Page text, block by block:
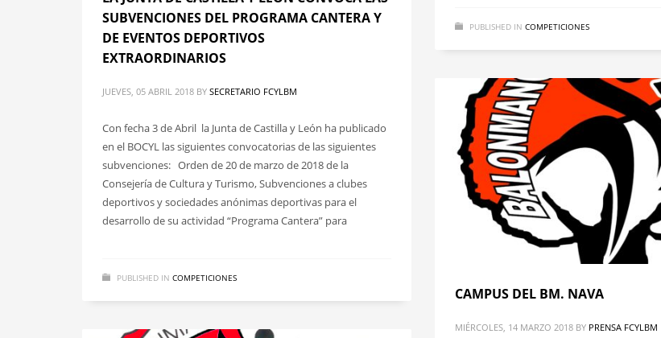
PUBLISHED IN COMPETICIONES
SUBVENCIONES DEL PROGRAMA CANTERA Y
DE EVENTOS DEPORTIVOS
EXTRAORDINARIOS
JUEVES, 05 ABRIL 2018 BY SECRETARIO FCYLBM
Con fecha 3 de Abril la Junta de Castilla y León ha publicado
en el BOCYL las siguientes convocatorias de las siguientes
subvenciones: Orden de 20 de marzo de 2018 de la
Consejería de Cultura y Turismo, Subvenciones a clubes
deportivos y sociedades anónimas deportivas para el
desarrollo de su actividad “Programa Cantera” para
PUBLISHED IN COMPETICIONES
CAMPUS DEL BM. NAVA
MIÉRCOLES, 14 MARZO 2018 BY PRENSA FCYLBM